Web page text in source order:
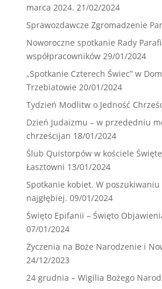
marca 2024. 21/02/2024
Sprawozdawcze Zgromadzenie
Noworoczne spotkanie Rady
współpracowników 29/01/2024
„Spotkanie Czterech Świec” w
Trzebiatowie 20/01/2024
Tydzień Modlitw o Jedność
Dzień Judaizmu – w przededniu
chrześcijan 18/01/2024
Ślub Quistorpów w kościele
Łasztowni 13/01/2024
Spotkanie kobiet. W
najgłębiej. 09/01/2024
Święto Epifanii – Święto
07/01/2024
Życzenia na Boże Narodzenie i
24/12/2023
24 grudnia – Wigilia Bożego